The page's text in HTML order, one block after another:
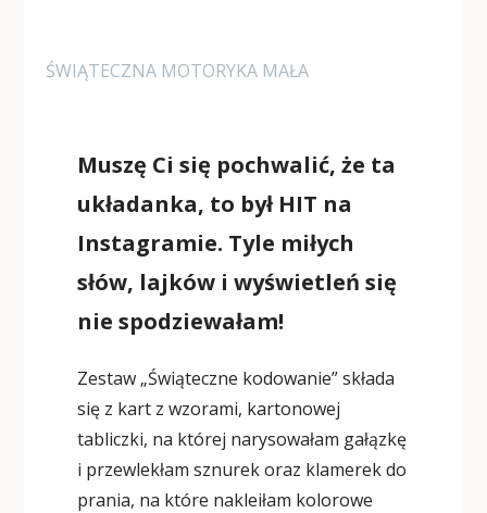
ŚWIĄTECZNA MOTORYKA MAŁA
Muszę Ci się pochwalić, że ta
układanka, to był HIT na
Instagramie. Tyle miłych
słów, lajków i wyświetleń się
nie spodziewałam!
Zestaw „Świąteczne kodowanie” składa
się z kart z wzorami, kartonowej
tabliczki, na której narysowałam gałązkę
i przewlekłam sznurek oraz klamerek do
prania, na które nakleiłam kolorowe